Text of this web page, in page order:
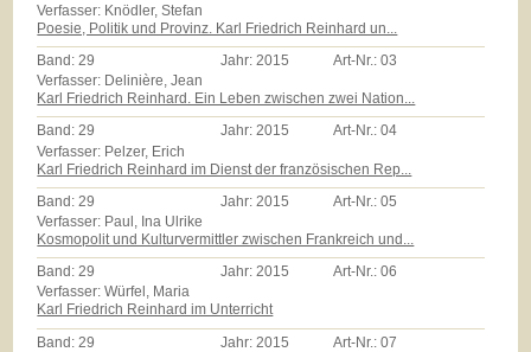
Verfasser: Knödler, Stefan
Poesie, Politik und Provinz. Karl Friedrich Reinhard un...
Band:29 Jahr:2015 Art-Nr.:03
Verfasser: Delinière, Jean
Karl Friedrich Reinhard. Ein Leben zwischen zwei Nation...
Band:29 Jahr:2015 Art-Nr.:04
Verfasser: Pelzer, Erich
Karl Friedrich Reinhard im Dienst der französischen Rep...
Band: 29 Jahr: 2015 Art-Nr.:05
Verfasser: Paul, Ina Ulrike
Kosmopolit und Kulturvermittler zwischen Frankreich und...
Band:29 Jahr:2015 Art-Nr.:06
Verfasser: Würfel, Maria
Karl Friedrich Reinhard im Unterricht
Band: 29 Jahr: 2015 Art-Nr.:07